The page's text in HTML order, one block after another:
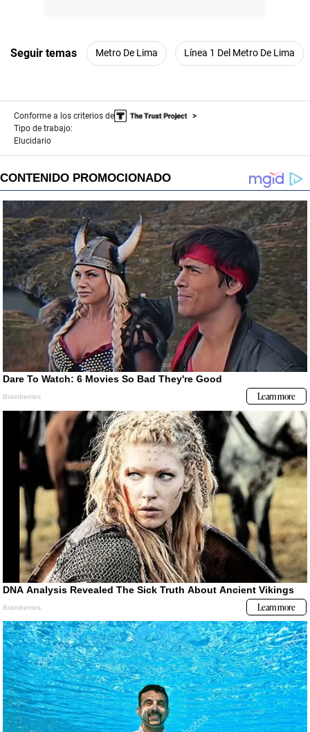
Seguir temas Metro De Lima Línea 1 Del Metro De Lima
Conforme a los criterios de
Tipo de trabajo:
Elucidario